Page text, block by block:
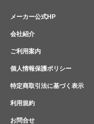
メーカー公式HP
会社紹介
ご利用案内
個人情報保護ポリシー
特定商取引法に基づく表示
利用規約
お問合せ